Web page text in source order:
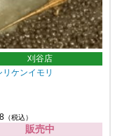
刈谷店
リケンイモリ
（税込）
販売中